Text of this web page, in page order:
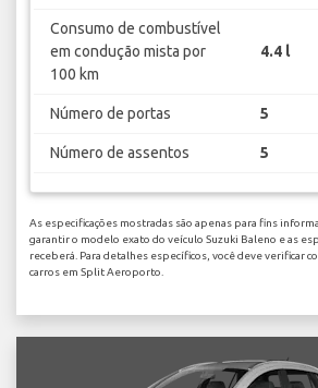
Consumo de combustível
em condução mista por
100 km
4.4 l
Número de portas 5
Número de assentos 5
As especificações mostradas são apenas para fins
garantir o modelo exato do veículo Suzuki Baleno e as
receberá. Para detalhes específicos, você deve verificar
carros em Split Aeroporto.